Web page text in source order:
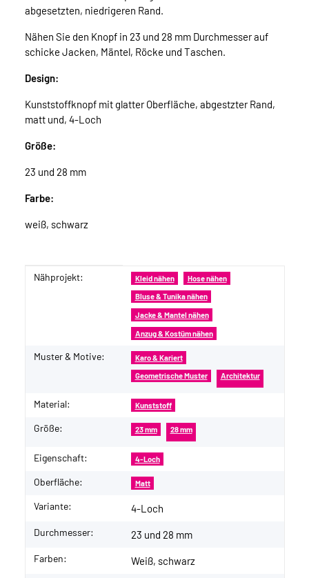
abgesetzten, niedrigeren Rand.
Nähen Sie den Knopf in 23 und 28 mm Durchmesser auf
schicke Jacken, Mäntel, Röcke und Taschen.
Design:
Kunststoffknopf mit glatter Oberfläche, abgestzter Rand,
matt und, 4-Loch
Größe:
23 und 28 mm
Farbe:
weiß, schwarz
Produkteigenschaft
Wert
Nähprojekt: Kleid nähen Hose nähen
Bluse & Tunika nähen
Jacke & Mantel nähen
Anzug & Kostüm nähen
Muster & Motive: Karo & Kariert
Geometrische Muster Architektur
Material: Kunststoff
Größe: 23 mm 28 mm
Eigenschaft: 4-Loch
Oberfläche: Matt
Variante: 4-Loch
Durchmesser: 23 und 28 mm
Farben: Weiß, schwarz